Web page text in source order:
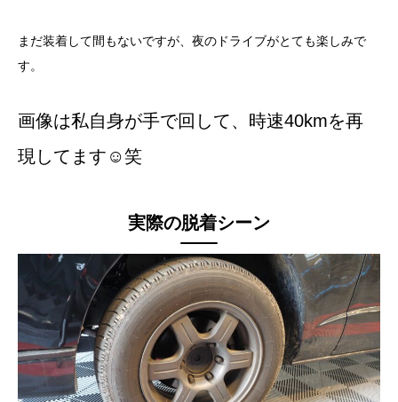
まだ装着して間もないですが、夜のドライブがとても楽しみで
す。
画像は私自身が手で回して、時速40kmを再
現してます☺笑
実際の脱着シーン